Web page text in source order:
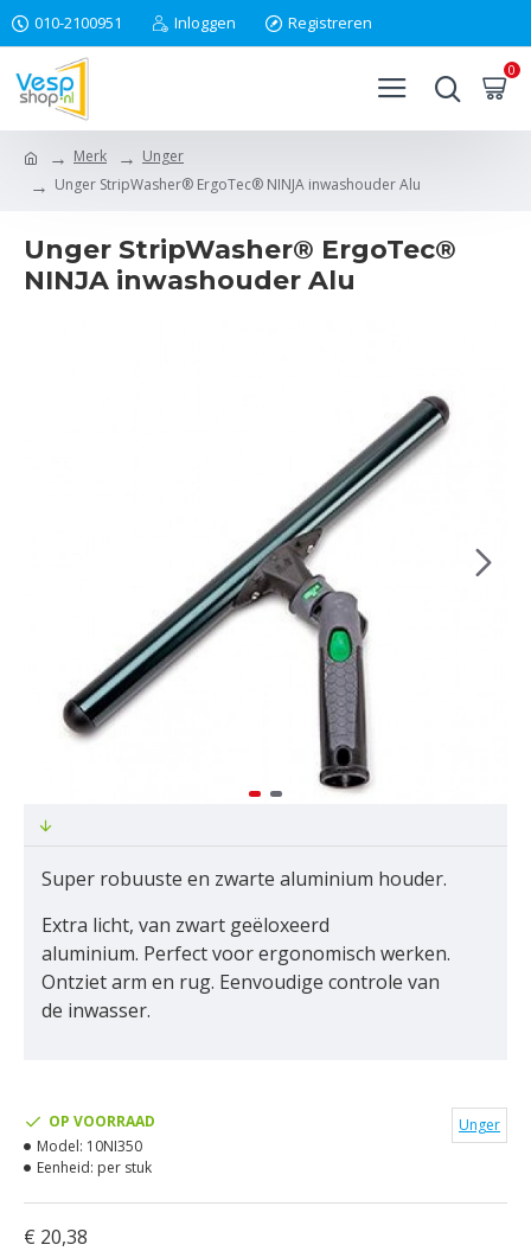
010-2100951 Inloggen Registreren
0
Merk
Unger
Unger StripWasher® ErgoTec® NINJA inwashouder Alu
Unger StripWasher® ErgoTec®
NINJA inwashouder Alu
Super robuuste en zwarte aluminium houder.
Extra licht, van zwart geëloxeerd
aluminium. Perfect voor ergonomisch werken.
Ontziet arm en rug. Eenvoudige controle van
de inwasser.
€ 20,38
OP VOORRAAD
Model: 10NI350
Eenheid: per stuk
Unger